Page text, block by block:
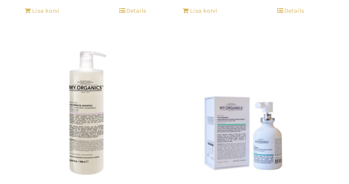
Lisa korvi Details Lisa korvi Details